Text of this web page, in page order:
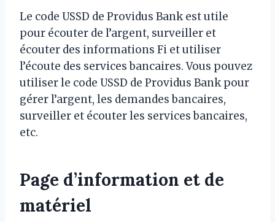
Le code USSD de Providus Bank est utile
pour écouter de l’argent, surveiller et
écouter des informations Fi et utiliser
l’écoute des services bancaires. Vous pouvez
utiliser le code USSD de Providus Bank pour
gérer l’argent, les demandes bancaires,
surveiller et écouter les services bancaires,
etc.
Page d’information et de
matériel